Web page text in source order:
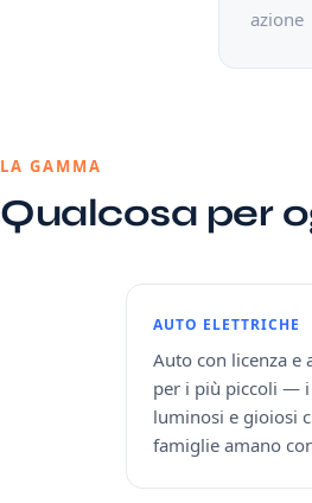
azione
LA GAMMA
Qualcosa per
AUTO ELETTRICHE
Auto con licenza e
per i più piccoli —
luminosi e gioiosi
famiglie amano